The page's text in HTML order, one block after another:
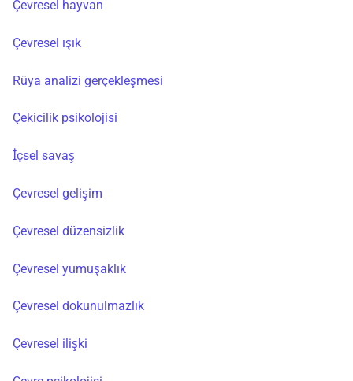
Çevresel hayvan
Çevresel ışık
Rüya analizi gerçekleşmesi
Çekicilik psikolojisi
İçsel savaş
Çevresel gelişim
Çevresel düzensizlik
Çevresel yumuşaklık
Çevresel dokunulmazlık
Çevresel ilişki